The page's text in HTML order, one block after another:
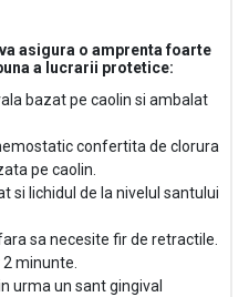
asigura o amprenta foarte
a lucrarii protetice:
bazat pe caolin si ambalat
confertita de clorura
pe caolin.
si lichidul de la nivelul santului
sa necesite fir de retractile.
minunte.
urma un sant gingival